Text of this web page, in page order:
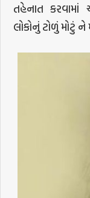
તહેનાત કરવામાં
લોકોનું ટોળું મોટું